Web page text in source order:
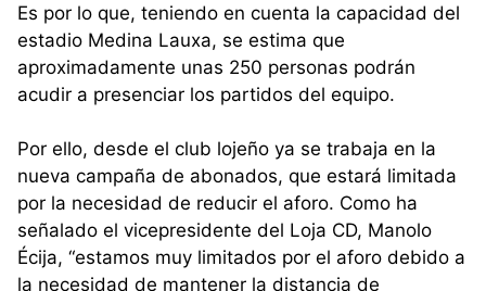
Es por lo que, teniendo en cuenta la capacidad del
estadio Medina Lauxa, se estima que
aproximadamente unas 250 personas podrán
acudir a presenciar los partidos del equipo.
Por ello, desde el club lojeño ya se trabaja en la
nueva campaña de abonados, que estará limitada
por la necesidad de reducir el aforo. Como ha
señalado el vicepresidente del Loja CD, Manolo
Écija, “estamos muy limitados por el aforo debido a
la necesidad de mantener la distancia de